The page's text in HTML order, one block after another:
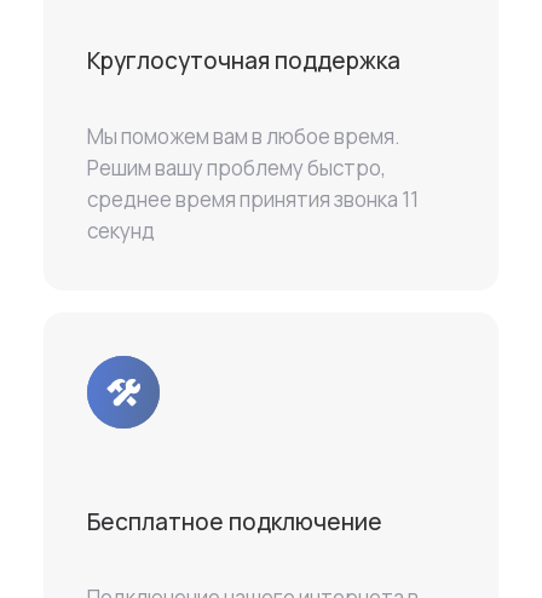
Круглосуточная поддержка
Мы поможем вам в любое время.
Решим вашу проблему быстро,
среднее время принятия звонка 11
секунд
Бесплатное подключение